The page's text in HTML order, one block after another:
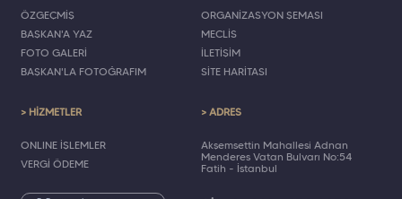
ÖZGEÇMİŞ
BAŞKAN'A YAZ
FOTO GALERİ
BAŞKAN'LA FOTOĞRAFIM
ORGANİZASYON ŞEMASI
MECLİS
İLETİŞİM
SİTE HARİTASI
> HİZMETLER
ONLINE İŞLEMLER
VERGİ ÖDEME
> ADRES
Akşemsettin Mahallesi Adnan
Menderes Vatan Bulvarı No:54
Fatih - İstanbul